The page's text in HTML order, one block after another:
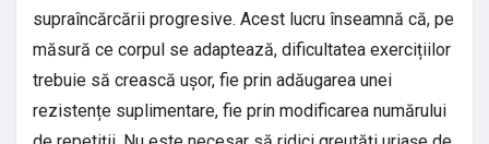
supraîncărcării progresive. Acest lucru înseamnă că, pe
măsură ce corpul se adaptează, dificultatea exercițiilor
trebuie să crească ușor, fie prin adăugarea unei
rezistențe suplimentare, fie prin modificarea numărului